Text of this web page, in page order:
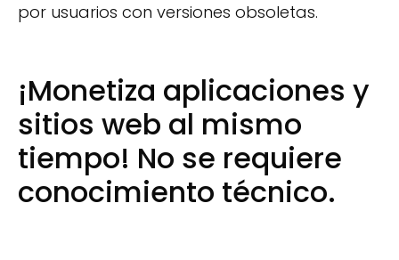
por usuarios con versiones obsoletas.
¡Monetiza aplicaciones y
sitios web al mismo
tiempo! No se requiere
conocimiento técnico.